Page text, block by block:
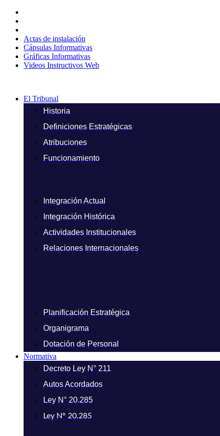
contenido
Actas de instalación
Cápsulas Informativas
Gráficas Informativas
Videos Instructivos Web
El Tribunal
Historia
Definiciones Estratégicas
Atribuciones
Funcionamiento
Integración Actual
Integración Histórica
Actividades Institucionales
Relaciones Internacionales
Planificación Estratégica
Organigrama
Dotación de Personal
Normativa
Decreto Ley N° 211
Autos Acordados
Ley N° 20.285
Ley N° 20.285